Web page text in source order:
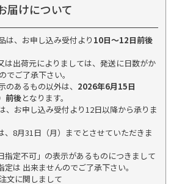
届けについて
は、お申し込み受付より 10日～12日前後
出荷元によりましては、発送に日数がか
でご了承下さい。
あるもの以外は、 2026年6月15日
前後となります。
、お申し込み受付より12日以降から承りま
8月31日（月）までとさせていただきま
指定不可」の表示があるものにつきまして
は 出来ませんのでご了承下さい。
文に関しまして